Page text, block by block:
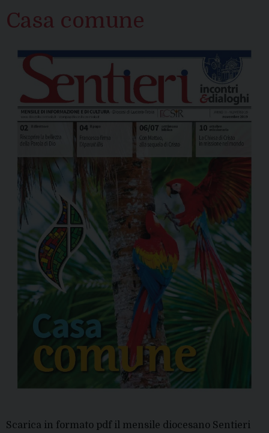
Casa comune
Scarica in formato pdf il mensile diocesano Sentieri